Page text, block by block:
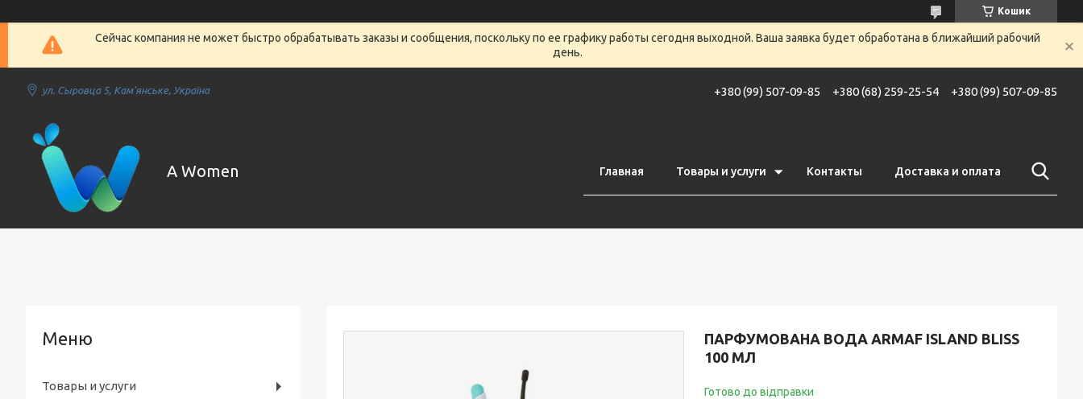
Кошик
Сейчас компания не может быстро обрабатывать заказы и сообщения, поскольку по ее графику работы сегодня выходной. Ваша заявка будет обработана в ближайший рабочий
день.
ул. Сыровца 5, Кам'янське, Україна +380 (99) 507-09-85 +380 (68) 259-25-54 +380 (99) 507-09-85
A Women Главная Товары и услуги Контакты Доставка и оплата
ПАРФУМОВАНА ВОДА ARMAF ISLAND BLISS
100 МЛ
Готово до відправки
Товары и услуги